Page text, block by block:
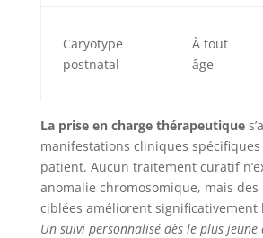
Caryotype
postnatal
À tout
âge
La prise en charge thérapeutique
manifestations cliniques
patient. Aucun traitement curatif
anomalie chromosomique, mais
ciblées améliorent significativement
Un suivi personnalisé dès le plus jeune